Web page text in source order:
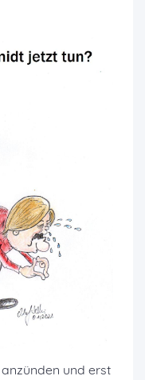
und erst